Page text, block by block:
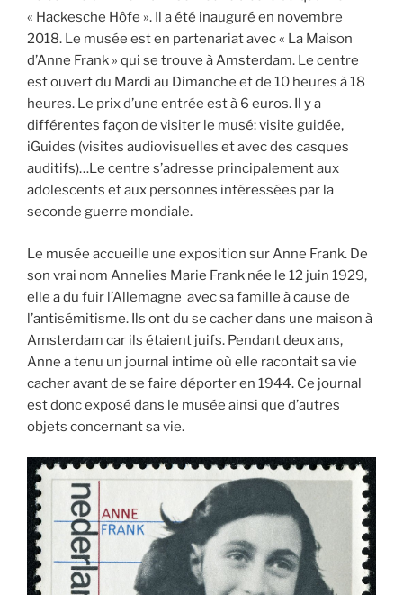
« Hackesche Hôfe ». Il a été inauguré en novembre
2018. Le musée est en partenariat avec « La Maison
d’Anne Frank » qui se trouve à Amsterdam. Le centre
est ouvert du Mardi au Dimanche et de 10 heures à 18
heures. Le prix d’une entrée est à 6 euros. Il y a
différentes façon de visiter le musé: visite guidée,
iGuides (visites audiovisuelles et avec des casques
auditifs)…Le centre s’adresse principalement aux
adolescents et aux personnes intéressées par la
seconde guerre mondiale.
Le musée accueille une exposition sur Anne Frank. De
son vrai nom Annelies Marie Frank née le 12 juin 1929,
elle a du fuir l’Allemagne avec sa famille à cause de
l’antisémitisme. Ils ont du se cacher dans une maison à
Amsterdam car ils étaient juifs. Pendant deux ans,
Anne a tenu un journal intime où elle racontait sa vie
cacher avant de se faire déporter en 1944. Ce journal
est donc exposé dans le musée ainsi que d’autres
objets concernant sa vie.